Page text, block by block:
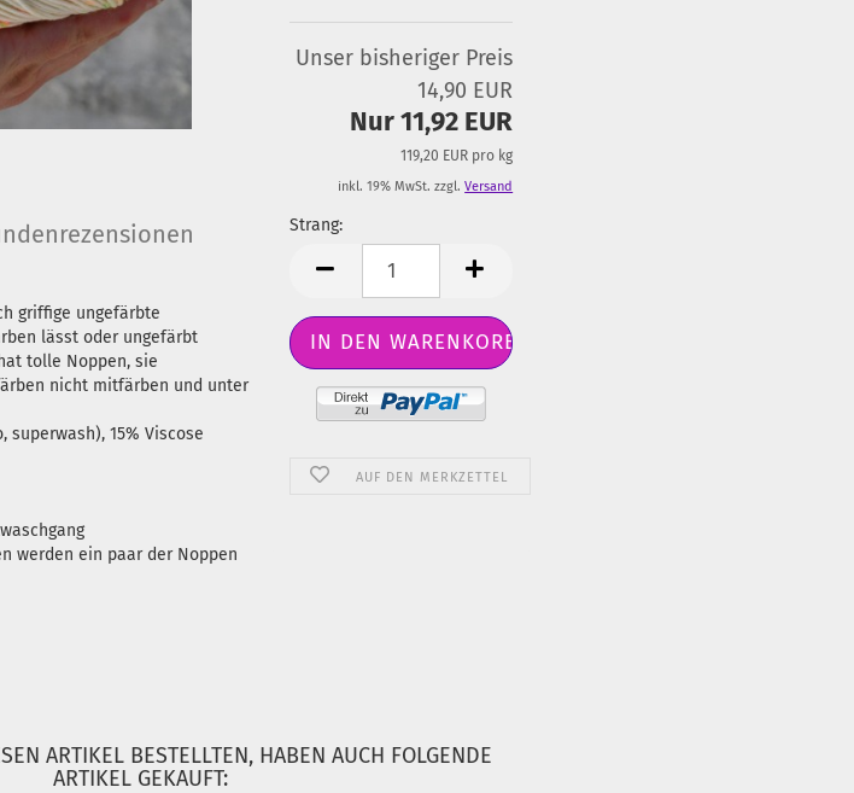
Unser bisheriger Preis
14,90 EUR
Nur 11,92 EUR
119,20 EUR pro kg
inkl. 19% MwSt. zzgl.Versand
Strang:
Strang
AUF DEN MERKZETTEL
griffige ungefärbte
lässt oder ungefärbt
tolle Noppen, sie
nicht mitfärben und unter
superwash), 15% Viscose
werden ein paar der Noppen
ARTIKEL BESTELLTEN, HABEN AUCH FOLGENDE
ARTIKEL GEKAUFT: